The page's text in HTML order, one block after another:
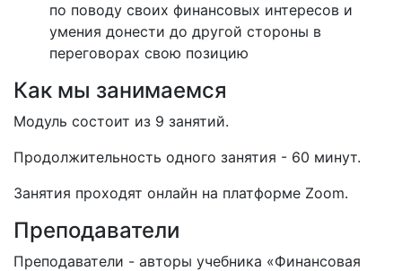
по поводу своих финансовых интересов и
умения донести до другой стороны в
переговорах свою позицию
Как мы занимаемся
Модуль состоит из 9 занятий.
Продолжительность одного занятия - 60 минут.
Занятия проходят онлайн на платформе Zoom.
Преподаватели
Преподаватели - авторы учебника «Финансовая